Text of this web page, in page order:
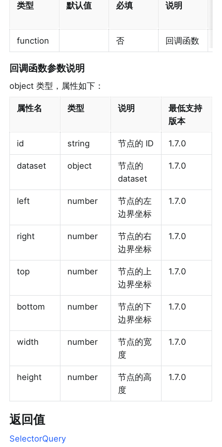
类型 默认值 必填 说明
function 否 回调函数
回调函数参数说明
object 类型，属性如下：
属性名 类型 说明
最低支持
版本
id string 节点的 ID 1.7.0
dataset object
节点的
dataset
1.7.0
left number
节点的左
边界坐标
1.7.0
right number
节点的右
边界坐标
1.7.0
top number
节点的上
边界坐标
1.7.0
bottom number
节点的下
边界坐标
1.7.0
width number
节点的宽
度
1.7.0
height number
节点的高
度
1.7.0
返回值
SelectorQuery